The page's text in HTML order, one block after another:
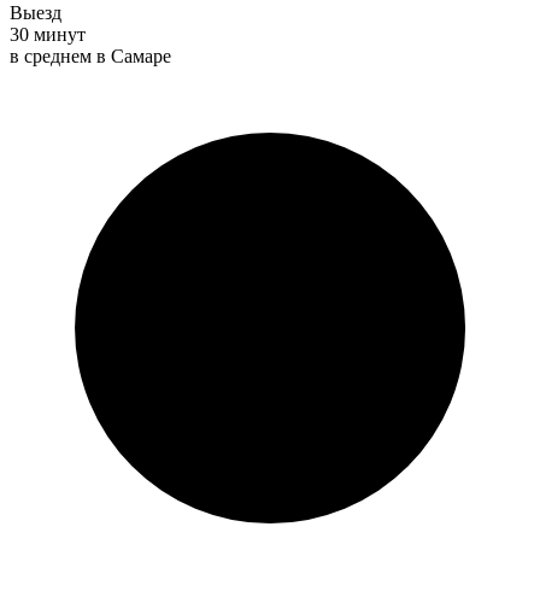
Выезд
30 минут
в среднем в Самаре